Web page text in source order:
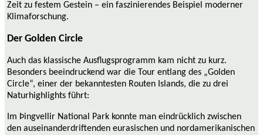
Zeit zu festem Gestein – ein faszinierendes Beispiel moderner
Klimaforschung.
Der Golden Circle
Auch das klassische Ausflugsprogramm kam nicht zu kurz.
Besonders beeindruckend war die Tour entlang des „Golden
Circle“, einer der bekanntesten Routen Islands, die zu drei
Naturhighlights führt:
Im Þingvellir National Park konnte man eindrücklich zwischen
den auseinanderdriftenden eurasischen und nordamerikanischen